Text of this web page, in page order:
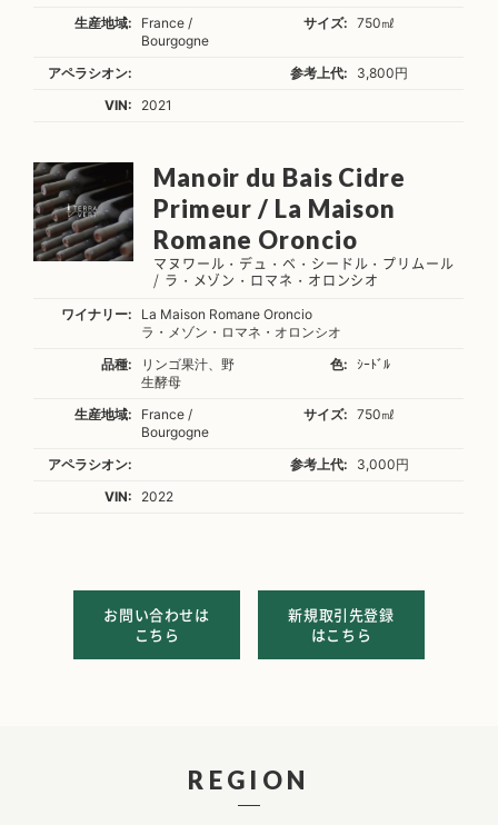
生産地域:
France /
Bourgogne
サイズ: 750㎖
アペラシオン: 参考上代:
3,800円
VIN:
2021
Manoir du Bais Cidre
Primeur / La Maison
Romane Oroncio
マヌワール・デュ・ベ・シードル・プリムール
/ ラ・メゾン・ロマネ・オロンシオ
ワイナリー:
La Maison Romane Oroncio
ラ・メゾン・ロマネ・オロンシオ
品種:
リンゴ果汁、野
生酵母
色: ｼｰﾄﾞﾙ
生産地域:
France /
Bourgogne
サイズ: 750㎖
アペラシオン: 参考上代:
3,000円
VIN:
2022
お問い合わせは
こちら
新規取引先登録
はこちら
REGION